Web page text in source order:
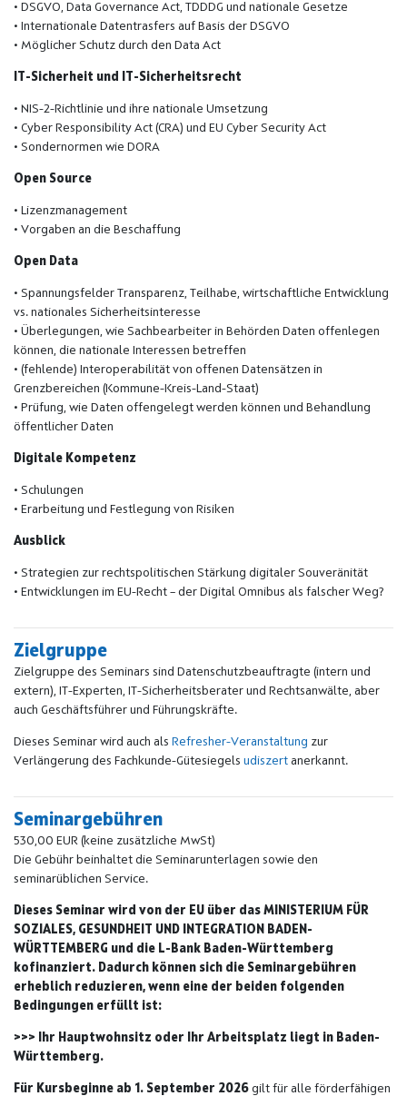
• DSGVO, Data Governance Act, TDDDG und nationale Gesetze
• Internationale Datentrasfers auf Basis der DSGVO
• Möglicher Schutz durch den Data Act
IT-Sicherheit und IT-Sicherheitsrecht
• NIS-2-Richtlinie und ihre nationale Umsetzung
• Cyber Responsibility Act (CRA) und EU Cyber Security Act
• Sondernormen wie DORA
Open Source
• Lizenzmanagement
• Vorgaben an die Beschaffung
Open Data
• Spannungsfelder Transparenz, Teilhabe, wirtschaftliche Entwicklung
vs. nationales Sicherheitsinteresse
• Überlegungen, wie Sachbearbeiter in Behörden Daten offenlegen
können, die nationale Interessen betreffen
• (fehlende) Interoperabilität von offenen Datensätzen in
Grenzbereichen (Kommune-Kreis-Land-Staat)
• Prüfung, wie Daten offengelegt werden können und Behandlung
öffentlicher Daten
Digitale Kompetenz
• Schulungen
• Erarbeitung und Festlegung von Risiken
Ausblick
• Strategien zur rechtspolitischen Stärkung digitaler Souveränität
• Entwicklungen im EU-Recht – der Digital Omnibus als falscher Weg?
Zielgruppe
Zielgruppe des Seminars sind Datenschutzbeauftragte (intern und
extern), IT-Experten, IT-Sicherheitsberater und Rechtsanwälte, aber
auch Geschäftsführer und Führungskräfte.
Dieses Seminar wird auch als Refresher-Veranstaltung zur
Verlängerung des Fachkunde-Gütesiegels udiszert anerkannt.
Seminargebühren
530,00 EUR (keine zusätzliche MwSt)
Die Gebühr beinhaltet die Seminarunterlagen sowie den
seminarüblichen Service.
Dieses Seminar wird von der EU über das MINISTERIUM FÜR
SOZIALES, GESUNDHEIT UND INTEGRATION BADEN-
WÜRTTEMBERG und die L-Bank Baden-Württemberg
kofinanziert. Dadurch können sich die Seminargebühren
erheblich reduzieren, wenn eine der beiden folgenden
Bedingungen erfüllt ist:
>>> Ihr Hauptwohnsitz oder Ihr Arbeitsplatz liegt in Baden-
Württemberg.
Für Kursbeginne ab 1. September 2026 gilt für alle förderfähigen